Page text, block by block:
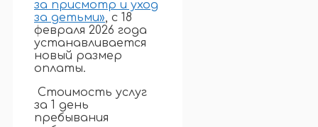
за присмотр и уход
за детьми», с 18
февраля 2026 года
устанавливается
новый размер
оплаты.
Стоимость услуг
за 1 день
пребывания